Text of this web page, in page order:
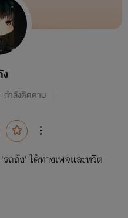
กำลังติดตาม
ถถัง' ได้ทางเพจและทวิต